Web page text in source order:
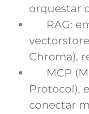
orquestar
RAG:
Chroma),
MCP
Protocol),
conectar